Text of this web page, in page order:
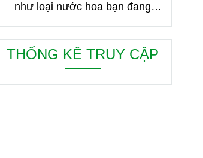
như loại nước hoa bạn đang
dùng. Bên dưới là 8 mẹo nhỏ giúp
bạn duy trì cơ thể thơm ngát từ
sáng đến tối, từ đầu đến chân.
THỐNG KÊ TRUY CẬP